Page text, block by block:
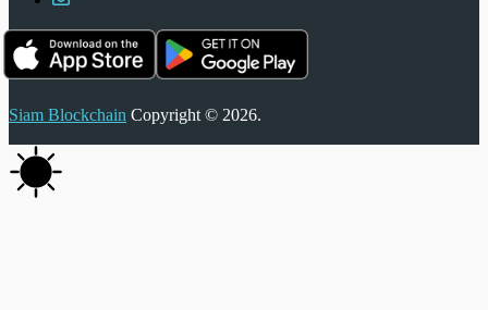
Siam Blockchain Copyright © 2026.